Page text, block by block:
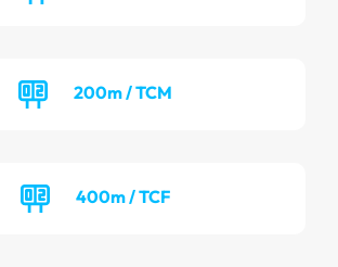
200m / TCM
400m / TCF